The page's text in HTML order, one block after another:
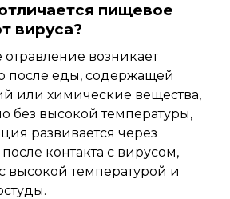
пищевое
вируса?
возникает
после еды, содержащей
или химические вещества,
без высокой температуры,
развивается через
контакта с вирусом,
высокой температурой и